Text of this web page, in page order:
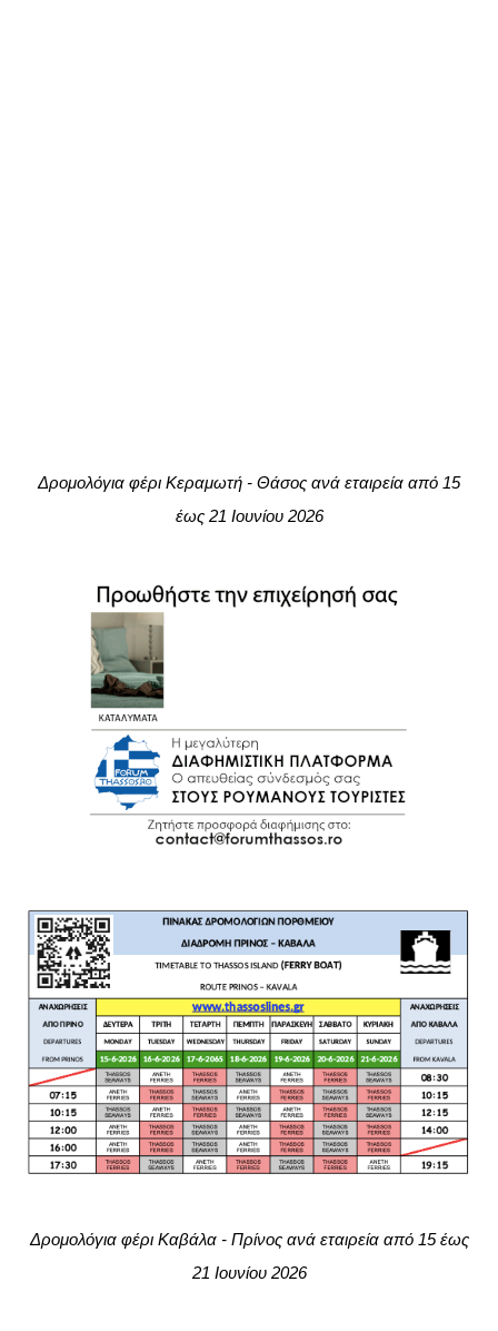
Δρομολόγια φέρι Κεραμωτή - Θάσος ανά εταιρεία από 15
έως 21 Ιουνίου 2026
Δρομολόγια φέρι Καβάλα - Πρίνος ανά εταιρεία από 15 έως
21 Ιουνίου 2026